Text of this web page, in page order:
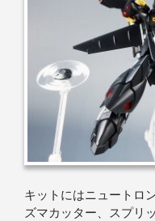
キットにはニュートロ
ズマカッター、スプリ